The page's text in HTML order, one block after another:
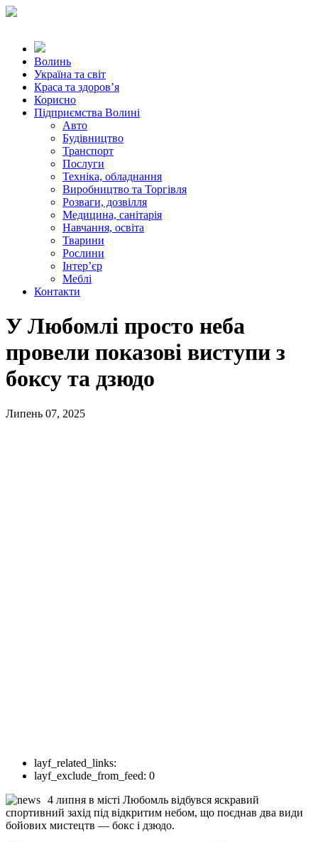
Волинь
Україна та світ
Краса та здоров’я
Корисно
Підприємства Волині
Авто
Будівництво
Транспорт
Послуги
Техніка, обладнання
Виробництво та Торгівля
Розваги, дозвілля
Медицина, санітарія
Навчання, освіта
Тварини
Рослини
Інтер’єр
Меблі
Контакти
У Любомлі просто неба
провели показові виступи з
боксу та дзюдо
Липень 07, 2025
layf_related_links:
layf_exclude_from_feed: 0
4 липня в місті Любомль відбувся яскравий
спортивний захід під відкритим небом, що поєднав два види
бойових мистецтв — бокс і дзюдо.